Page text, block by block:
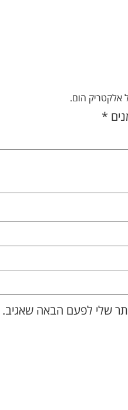
אלקטריק הום.
*
שלי לפעם הבאה שאגיב.